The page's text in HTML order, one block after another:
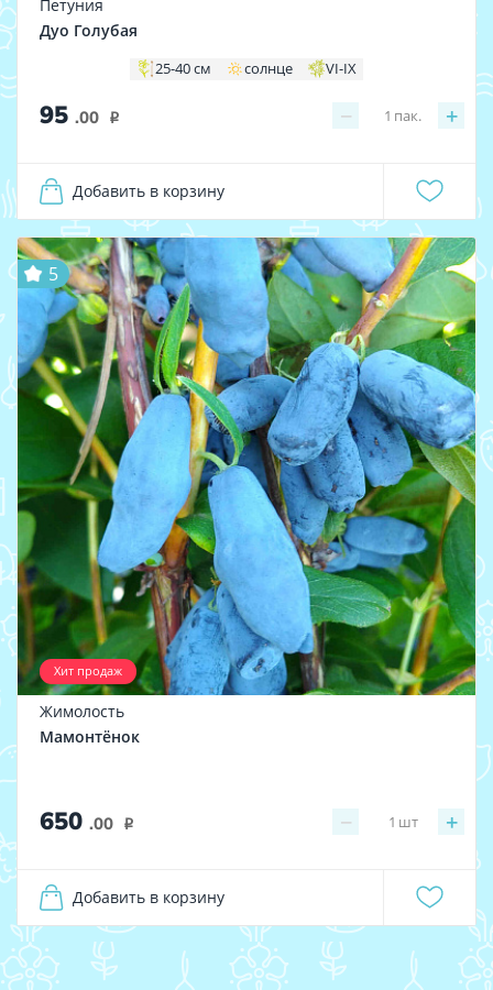
Петуния
Дуо Голубая
25-40 см солнце VI-IX
95 .00 i − +
1 пак.
Добавить в корзину
Хит продаж
5
Жимолость
Мамонтёнок
650 .00 i − +
1 шт
Добавить в корзину